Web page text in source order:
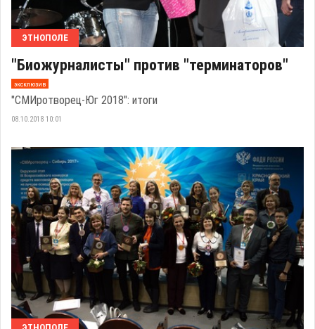
ЭТНОПОЛЕ
"Биожурналисты" против "терминаторов"
эксклюзив
"СМИротворец-Юг 2018": итоги
08.10.2018 10:01